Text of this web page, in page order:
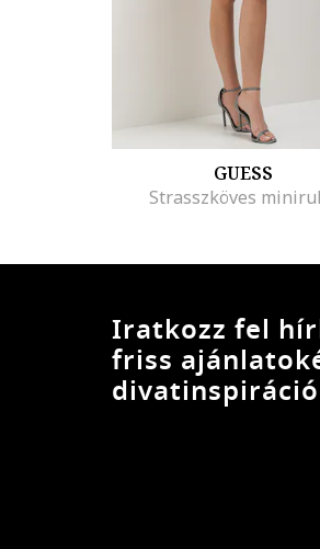
GUESS
Strasszköves
Iratkozz fel
friss